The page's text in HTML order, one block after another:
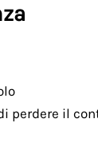
perdere il